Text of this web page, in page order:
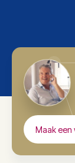
Maak een